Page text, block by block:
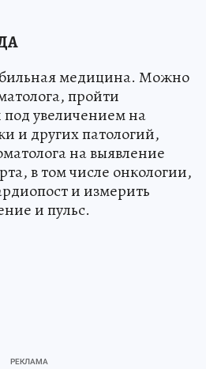
медицина. Можно
пройти
увеличением на
и других патологий,
на выявление
в том числе онкологии,
и измерить
и пульс.